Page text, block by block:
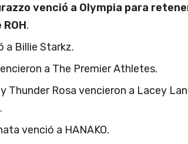
venció a Olympia para
.
a Billie Starkz.
a The Premier Athletes.
Thunder Rosa vencieron a Lacey
venció a HANAKO.